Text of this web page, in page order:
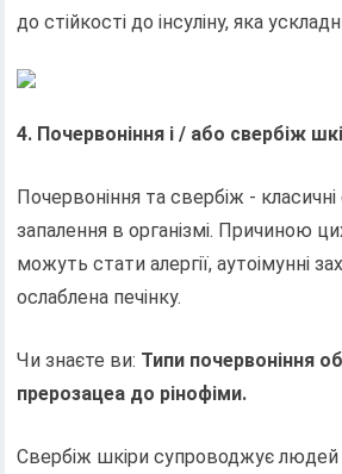
до стійкості до інсуліну, яка
4. Почервоніння і / або свербіж
Почервоніння та свербіж - класичні
запалення в організмі. Причиною
можуть стати алергії, аутоімунні
ослаблена печінку.
Чи знаєте ви: Типи почервоніння
прерозацеа до рінофіми.
Свербіж шкіри супроводжує людей